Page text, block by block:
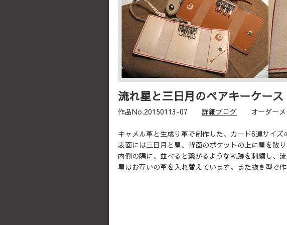
流れ星と三日月のペアキーケース
作品No.20150113-07 詳細ブログ オーダーメ
キャメル革と生成り革で制作した、カード6連サイズ
表面には三日月と星、背面のポケットの上に星を散
内側の隅に、並べると繋がるような軌跡を刺繍し、流
星はお互いの革を入れ替えています。また抜き型で